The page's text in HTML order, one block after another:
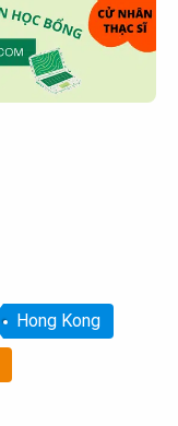
Hong Kong